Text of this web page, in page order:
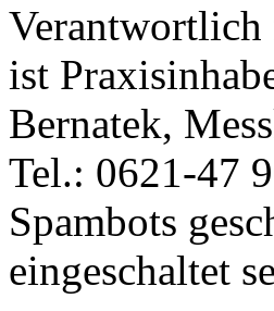
Verantwortlich
ist
Bernatek,
Tel.: 0621-47
Spambots
eingeschaltet